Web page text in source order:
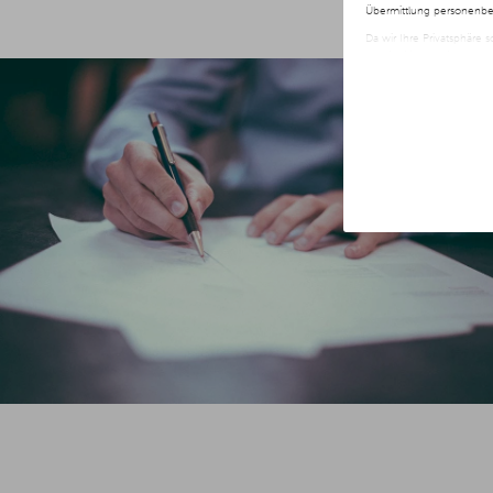
Übermittlung
Da wir Ihre Privatsphäre
jederzeit später